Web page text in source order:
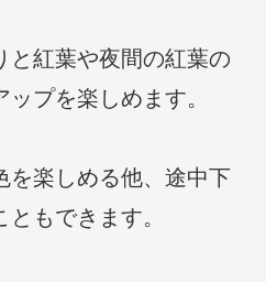
と紅葉や夜間の紅葉の
プを楽しめます。
を楽しめる他、途中下
もできます。